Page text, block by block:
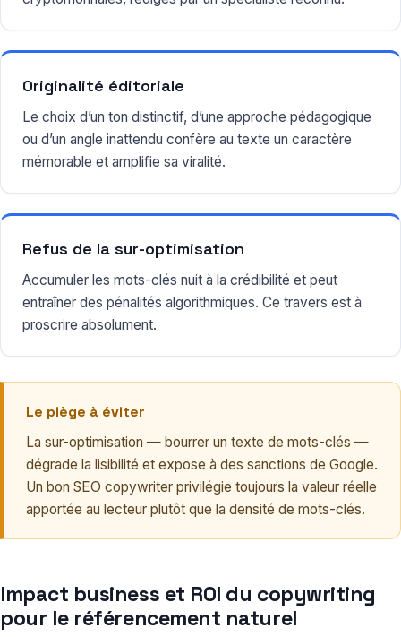
Originalité éditoriale
Le choix d’un ton distinctif, d’une approche pédagogique
ou d’un angle inattendu confère au texte un caractère
mémorable et amplifie sa viralité.
Refus de la sur-optimisation
Accumuler les mots-clés nuit à la crédibilité et peut
entraîner des pénalités algorithmiques. Ce travers est à
proscrire absolument.
Le piège à éviter
La sur-optimisation — bourrer un texte de mots-clés —
dégrade la lisibilité et expose à des sanctions de Google.
Un bon SEO copywriter privilégie toujours la valeur réelle
apportée au lecteur plutôt que la densité de mots-clés.
Impact business et ROI du copywriting
pour le référencement naturel